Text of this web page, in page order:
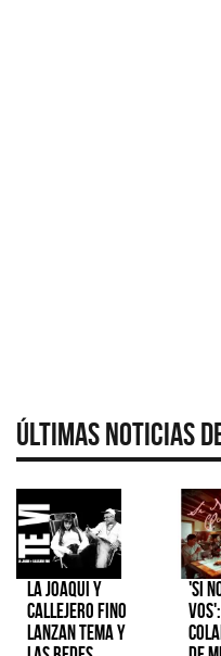
Últimas Noticias
La Joaqui y
Callejero Fino
lanzan tema y
'Si
Vos':